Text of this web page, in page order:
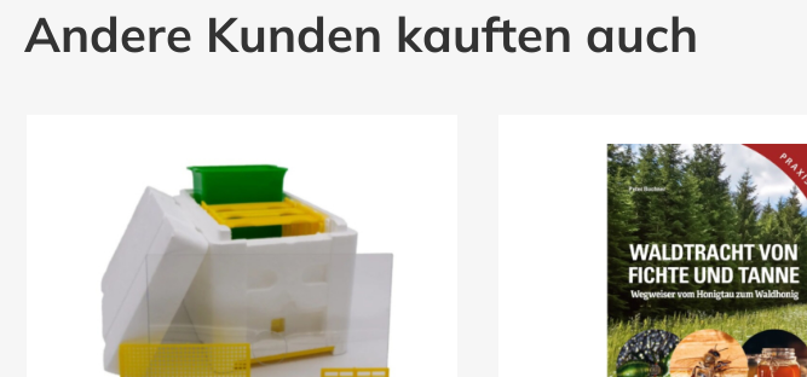
Andere Kunden kauften auch